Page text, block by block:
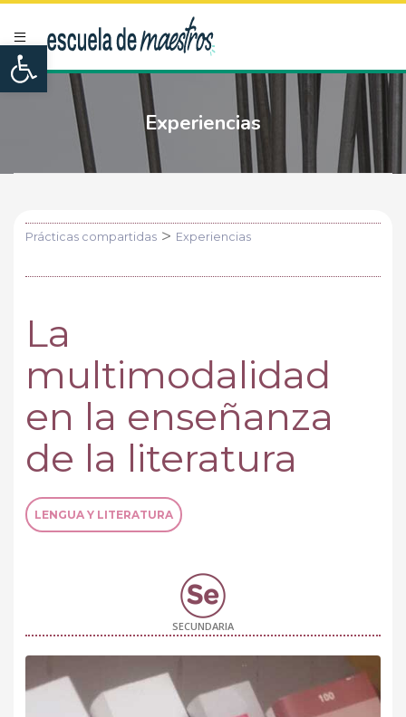
Open toolbar
Experiencias
Prácticas compartidas> Experiencias
La
multimodalidad
en la enseñanza
de la literatura
LENGUA Y LITERATURA
SECUNDARIA